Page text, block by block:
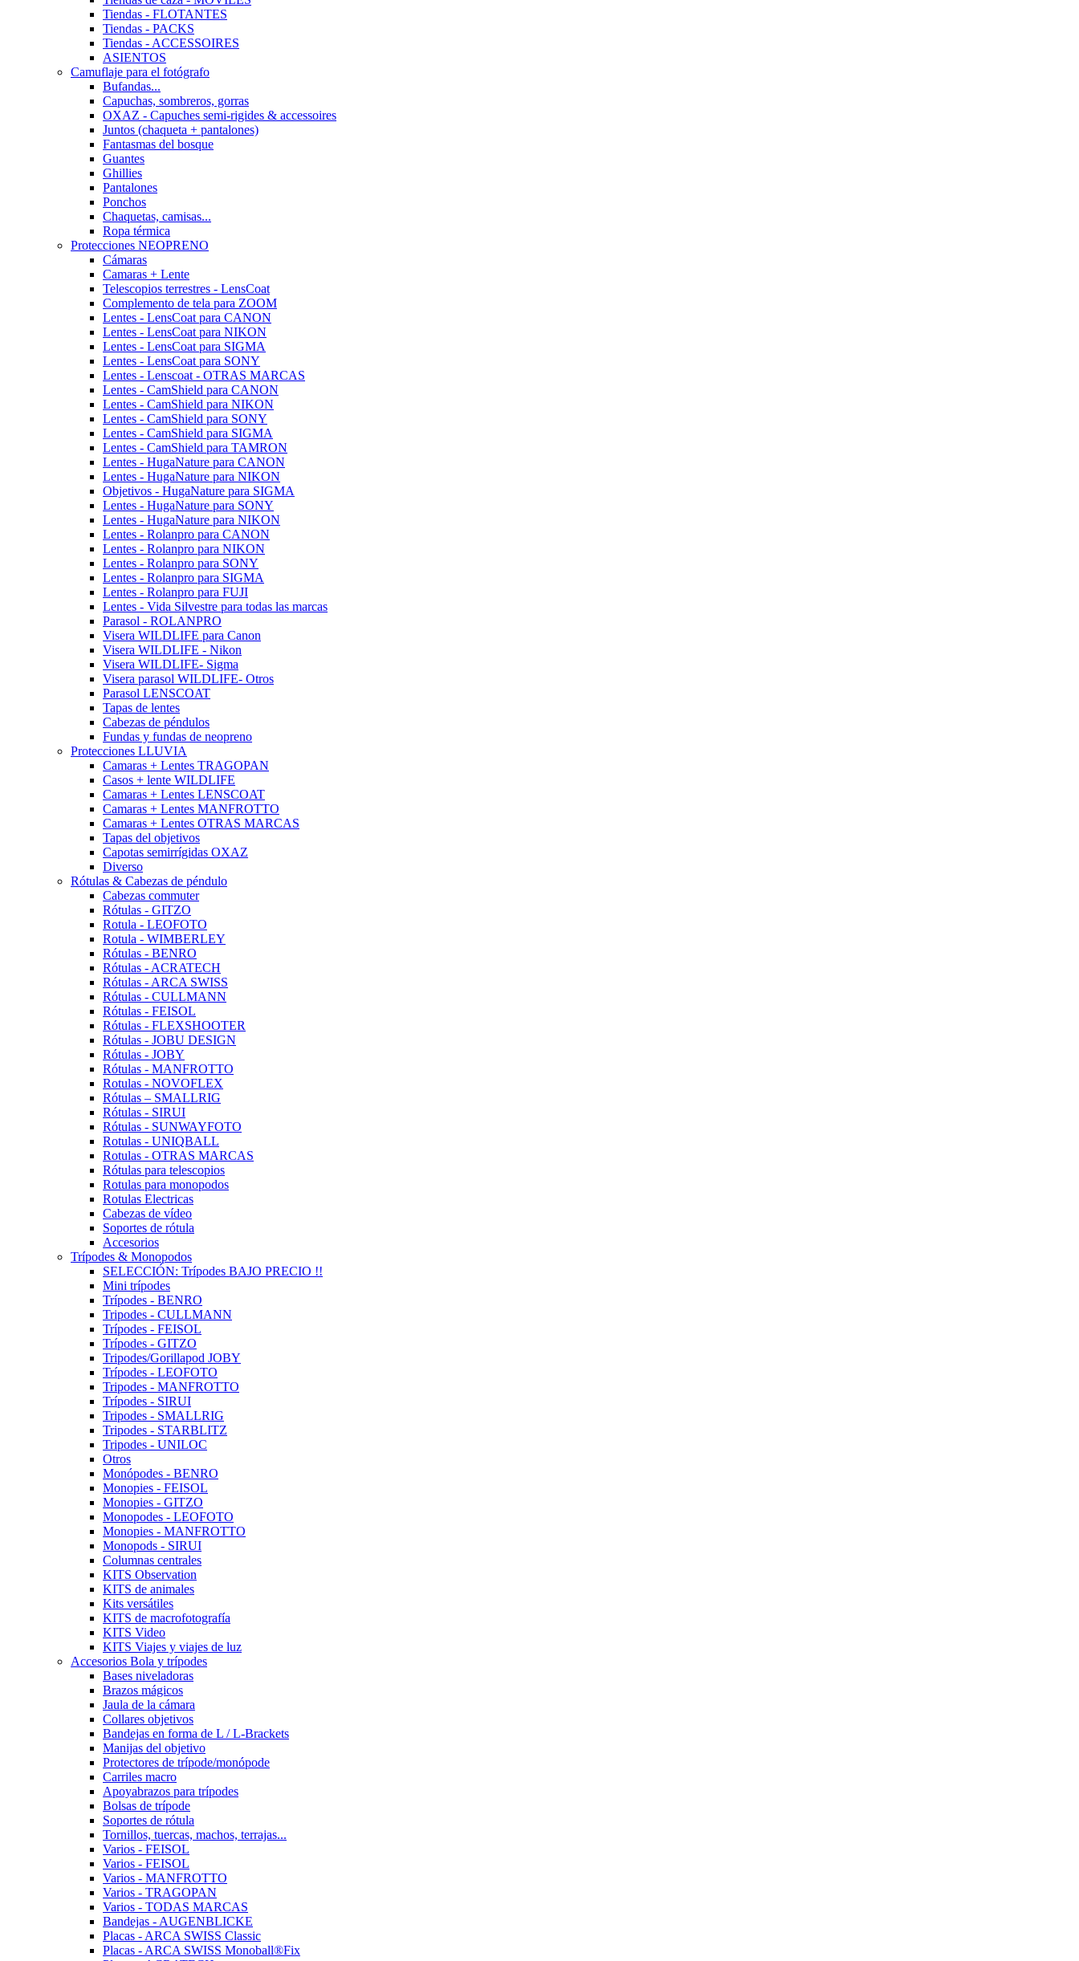
Tiendas - FLOTANTES
Tiendas - PACKS
Tiendas - ACCESSOIRES
ASIENTOS
Camuflaje para el fotógrafo
Bufandas...
Capuchas, sombreros, gorras
OXAZ - Capuches semi-rigides & accessoires
Juntos (chaqueta + pantalones)
Fantasmas del bosque
Guantes
Ghillies
Pantalones
Ponchos
Chaquetas, camisas...
Ropa térmica
Protecciones NEOPRENO
Cámaras
Camaras + Lente
Telescopios terrestres - LensCoat
Complemento de tela para ZOOM
Lentes - LensCoat para CANON
Lentes - LensCoat para NIKON
Lentes - LensCoat para SIGMA
Lentes - LensCoat para SONY
Lentes - Lenscoat - OTRAS MARCAS
Lentes - CamShield para CANON
Lentes - CamShield para NIKON
Lentes - CamShield para SONY
Lentes - CamShield para SIGMA
Lentes - CamShield para TAMRON
Lentes - HugaNature para CANON
Lentes - HugaNature para NIKON
Objetivos - HugaNature para SIGMA
Lentes - HugaNature para SONY
Lentes - HugaNature para NIKON
Lentes - Rolanpro para CANON
Lentes - Rolanpro para NIKON
Lentes - Rolanpro para SONY
Lentes - Rolanpro para SIGMA
Lentes - Rolanpro para FUJI
Lentes - Vida Silvestre para todas las marcas
Parasol - ROLANPRO
Visera WILDLIFE para Canon
Visera WILDLIFE - Nikon
Visera WILDLIFE- Sigma
Visera parasol WILDLIFE- Otros
Parasol LENSCOAT
Tapas de lentes
Cabezas de péndulos
Fundas y fundas de neopreno
Protecciones LLUVIA
Camaras + Lentes TRAGOPAN
Casos + lente WILDLIFE
Camaras + Lentes LENSCOAT
Camaras + Lentes MANFROTTO
Camaras + Lentes OTRAS MARCAS
Tapas del objetivos
Capotas semirrígidas OXAZ
Diverso
Rótulas & Cabezas de péndulo
Cabezas commuter
Rótulas - GITZO
Rotula - LEOFOTO
Rotula - WIMBERLEY
Rótulas - BENRO
Rótulas - ACRATECH
Rótulas - ARCA SWISS
Rótulas - CULLMANN
Rótulas - FEISOL
Rótulas - FLEXSHOOTER
Rótulas - JOBU DESIGN
Rótulas - JOBY
Rótulas - MANFROTTO
Rotulas - NOVOFLEX
Rótulas – SMALLRIG
Rótulas - SIRUI
Rótulas - SUNWAYFOTO
Rotulas - UNIQBALL
Rotulas - OTRAS MARCAS
Rótulas para telescopios
Rotulas para monopodos
Rotulas Electricas
Cabezas de vídeo
Soportes de rótula
Accesorios
Trípodes & Monopodos
SELECCIÓN: Trípodes BAJO PRECIO !!
Mini trípodes
Trípodes - BENRO
Tripodes - CULLMANN
Trípodes - FEISOL
Trípodes - GITZO
Tripodes/Gorillapod JOBY
Trípodes - LEOFOTO
Tripodes - MANFROTTO
Trípodes - SIRUI
Tripodes - SMALLRIG
Tripodes - STARBLITZ
Tripodes - UNILOC
Otros
Monópodes - BENRO
Monopies - FEISOL
Monopies - GITZO
Monopodes - LEOFOTO
Monopies - MANFROTTO
Monopods - SIRUI
Columnas centrales
KITS Observation
KITS de animales
Kits versátiles
KITS de macrofotografía
KITS Video
KITS Viajes y viajes de luz
Accesorios Bola y trípodes
Bases niveladoras
Brazos mágicos
Jaula de la cámara
Collares objetivos
Bandejas en forma de L / L-Brackets
Manijas del objetivo
Protectores de trípode/monópode
Carriles macro
Apoyabrazos para trípodes
Bolsas de trípode
Soportes de rótula
Tornillos, tuercas, machos, terrajas...
Varios - FEISOL
Varios - FEISOL
Varios - MANFROTTO
Varios - TRAGOPAN
Varios - TODAS MARCAS
Bandejas - AUGENBLICKE
Placas - ARCA SWISS Classic
Placas - ARCA SWISS Monoball®Fix